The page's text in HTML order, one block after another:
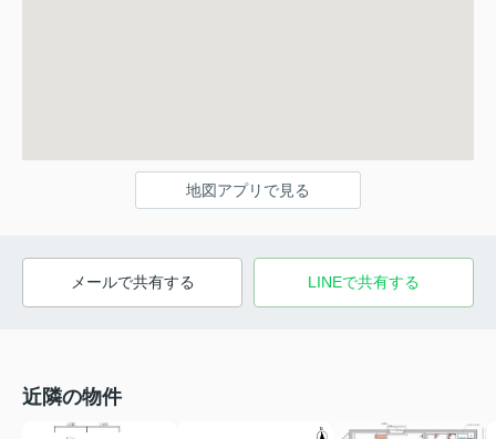
地図アプリで見る
メールで共有する LINEで共有する
近隣の物件